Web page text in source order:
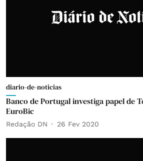
diario-de-noticias
Banco de Portugal investiga papel de
EuroBic
Redação DN 26 Fev 2020